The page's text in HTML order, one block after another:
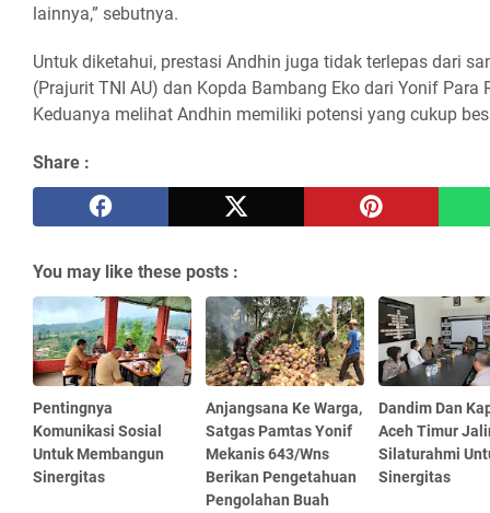
lainnya,” sebutnya.
Untuk diketahui, prestasi Andhin juga tidak terlepas dari
(Prajurit TNI AU) dan Kopda Bambang Eko dari Yonif Para
Keduanya melihat Andhin memiliki potensi yang cukup
Share :
You may like these posts :
Pentingnya
Komunikasi Sosial
Untuk Membangun
Sinergitas
Anjangsana Ke Warga,
Satgas Pamtas Yonif
Mekanis 643/Wns
Berikan Pengetahuan
Pengolahan Buah
Dandim Dan
Aceh Timur
Silaturahmi
Sinergitas